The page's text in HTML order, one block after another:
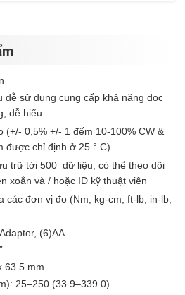
dễ sử dụng cung cấp khả năng đọc
dễ hiểu
(+/- 0,5% +/- 1 đếm 10-100% CW &
được chỉ định ở 25 ° C)
trữ tới 500 dữ liệu; có thể theo dõi
xoắn và / hoặc ID kỹ thuật viên
các đơn vị đo (Nm, kg-cm, ft-lb, in-lb,
(6)AA
63.5 mm
25–250 (33.9–339.0)